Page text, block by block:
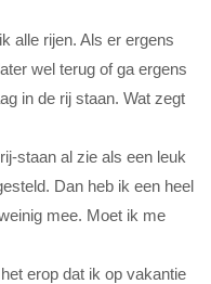
alle rijen. Als er ergens
wel terug of ga ergens
in de rij staan. Wat zegt
staan al zie als een leuk
Dan heb ik een heel
mee. Moet ik me
erop dat ik op vakantie